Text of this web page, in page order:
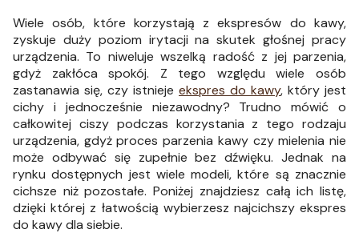
Wiele osób, które korzystają z ekspresów do kawy,
zyskuje duży poziom irytacji na skutek głośnej pracy
urządzenia. To niweluje wszelką radość z jej parzenia,
gdyż zakłóca spokój. Z tego względu wiele osób
zastanawia się, czy istnieje ekspres do kawy, który jest
cichy i jednocześnie niezawodny? Trudno mówić o
całkowitej ciszy podczas korzystania z tego rodzaju
urządzenia, gdyż proces parzenia kawy czy mielenia nie
może odbywać się zupełnie bez dźwięku. Jednak na
rynku dostępnych jest wiele modeli, które są znacznie
cichsze niż pozostałe. Poniżej znajdziesz całą ich listę,
dzięki której z łatwością wybierzesz najcichszy ekspres
do kawy dla siebie.